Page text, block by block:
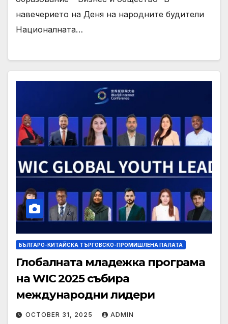
навечерието на Деня на народните будители
Националната…
БЪЛГАРО-КИТАЙСКА ТЪРГОВСКО-ПРОМИШЛЕНА ПАЛАТА
Глобалната младежка програма
на WIC 2025 събира
международни лидери
OCTOBER 31, 2025 ADMIN